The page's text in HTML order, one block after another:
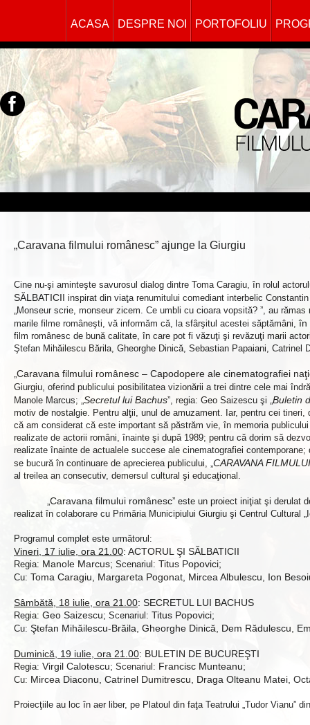
ACASA DESPRE NOI PORTOFOLIU
„Caravana filmului românesc” ajunge la Giurgiu
Cine nu-şi aminteşte savurosul dialog dintre Toma Caragiu, în rolul
SĂLBATICII inspirat din viaţa renumitului comediant interbelic
„Monseur scrie, monseur zicem. Ce umbli cu cioara vopsită? ”, au
marile filme româneşti, vă informăm că, la sfârşitul acestei săptămâni, în
film românesc de bună calitate, în care pot fi văzuţi şi revăzuţi marii
Ştefan Mihăilescu Bărila, Gheorghe Dinică, Sebastian Papaiani, Catrinel
„Caravana filmului românesc – Capodopere ale cinematografiei
Giurgiu, oferind publicului posibilitatea vizionării a trei dintre cele mai
Manole Marcus; „Secretul lui Bachus”, regia: Geo Saizescu şi „Buletin
motiv de nostalgie. Pentru alţii, unul de amuzament. Iar, pentru cei
că am considerat că este important să păstrăm vie, în memoria
realizate de actorii români, înainte şi după 1989; pentru că dorim să
realizate înainte de actualele succese ale cinematografiei
se bucură în continuare de aprecierea publicului, „CARAVANA
al treilea an consecutiv, demersul cultural şi educaţional.
„Caravana filmului românesc” este un proiect iniţiat şi derulat
realizat în colaborare cu Primăria Municipiului Giurgiu şi Centrul Cultural
Programul complet este următorul:
Vineri, 17 iulie, ora 21.00: ACTORUL ŞI SĂLBATICII
Regia: Manole Marcus; Scenariul: Titus Popovici;
Cu: Toma Caragiu, Margareta Pogonat, Mircea Albulescu, Ion
Sâmbătă, 18 iulie, ora 21.00: SECRETUL LUI BACHUS
Regia: Geo Saizescu; Scenariul: Titus Popovici;
Cu: Ştefan Mihăilescu-Brăila, Gheorghe Dinică, Dem Rădulescu,
Duminică, 19 iulie, ora 21.00: BULETIN DE BUCUREŞTI
Regia: Virgil Calotescu; Scenariul: Francisc Munteanu;
Cu: Mircea Diaconu, Catrinel Dumitrescu, Draga Olteanu Matei,
Proiecţiile au loc în aer liber, pe Platoul din faţa Teatrului „Tudor Vianu”